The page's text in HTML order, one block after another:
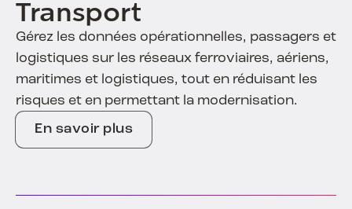
Transport
Gérez les données opérationnelles, passagers et
logistiques sur les réseaux ferroviaires, aériens,
maritimes et logistiques, tout en réduisant les
risques et en permettant la modernisation.
En savoir plus